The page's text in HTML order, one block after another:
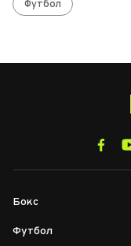
Футбол
Бокс
Футбол